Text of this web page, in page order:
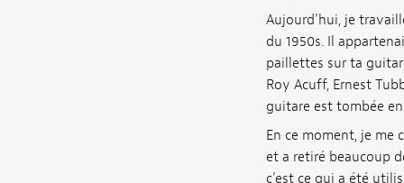
Aujourd’hui, je
du 1950s. Il
paillettes sur ta
Roy Acuff, Ernest
guitare est tombée
En ce moment, je me
et a retiré beaucoup
c’est ce qui a été